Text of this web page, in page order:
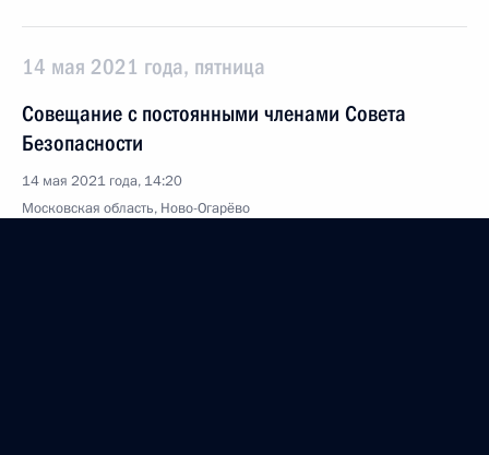
14 мая 2021 года, пятница
Совещание с постоянными членами Совета
Безопасности
14 мая 2021 года, 14:20
Московская область, Ново-Огарёво